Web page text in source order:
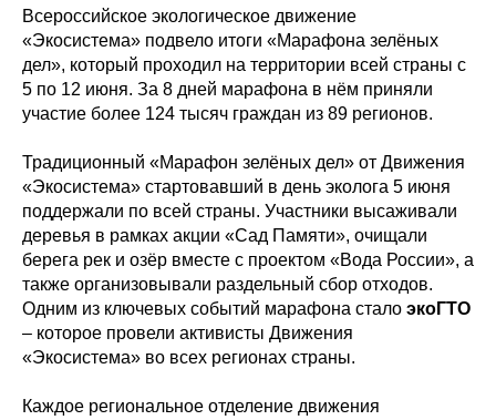
Всероссийское экологическое движение
«Экосистема» подвело итоги «Марафона зелёных
дел», который проходил на территории всей страны с
5 по 12 июня. За 8 дней марафона в нём приняли
участие более 124 тысяч граждан из 89 регионов.
Традиционный «Марафон зелёных дел» от Движения
«Экосистема» стартовавший в день эколога 5 июня
поддержали по всей страны. Участники высаживали
деревья в рамках акции «Сад Памяти», очищали
берега рек и озёр вместе с проектом «Вода России», а
также организовывали раздельный сбор отходов.
Одним из ключевых событий марафона стало экоГТО
– которое провели активисты Движения
«Экосистема» во всех регионах страны.
Каждое региональное отделение движения